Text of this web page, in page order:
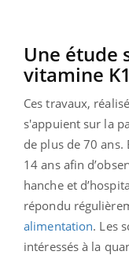
Une étude
vitamine
Ces travaux,
s'appuient sur la
de plus de 70 ans.
14 ans afin
hanche et
répondu
alimentation. Les
intéressés à la